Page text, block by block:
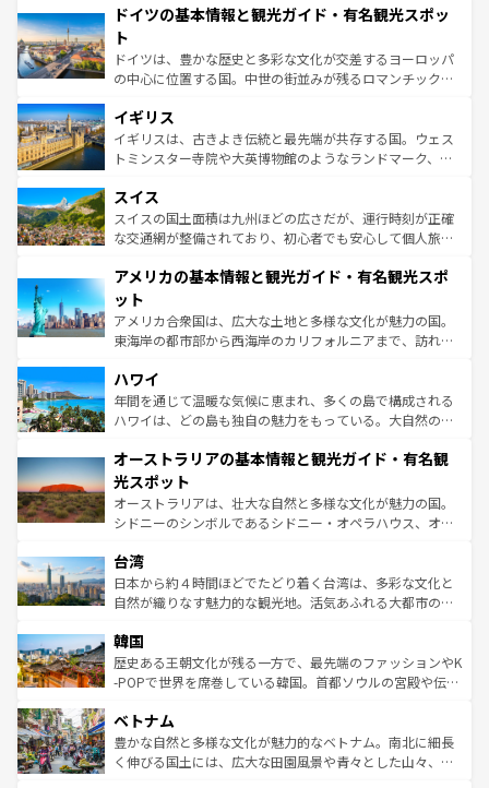
せる。地方によって風土や気候が異なるスペインはその個
ンテンツ一覧 を参照してほしい。
で、幅広い魅力が詰まっている。華麗な宮殿、歴史的な大
聖堂、美しいビーチ、そして豊かな自然が、訪れる者を心
から魅了する。また、フランスは美食の国としても知ら
れ、フランス料理はユネスコ無形文化遺産にも登録されて
香り高いラベンダー畑など、多彩な楽しみ方が可能だ。さ
らに、パリ以外の地域にも魅力が溢れており、どの街角に
も豊かな歴史と文化が息づいている。パリ以外の個性あふ
を参照してほしい。
ドイツの基本情報と観光ガイド・有名観光スポッ
ト
ドイツは、豊かな歴史と多彩な文化が交差するヨーロッパ
の中心に位置する国。中世の街並みが残るロマンチック街
顔を持つこの国は、どこを歩いても飽きることがない。ベ
ルリンの文化的活気、バイエルン州のアルプスの絶景、そ
してライン川沿いのワイン畑といった風景は必見。ビール
は、お酒好きな人にはぜひ体験してほしい。 なお、新着の
ドイツ情報はコンテンツ一覧を参照してほしい。
イギリス
イギリスは、古きよき伝統と最先端が共存する国。ウェス
トミンスター寺院や大英博物館のようなランドマーク、歴
リアごとに異なる魅力がある。また、優雅なアフタヌーン
ティー、ビール好きにはたまらない英国パブ、サッカー観
戦など、本場だからこそできる体験も豊富。イギリスを旅
ンツ一覧を参照してほしい。
スイス
スイスの国土面積は九州ほどの広さだが、運行時刻が正確
な交通網が整備されており、初心者でも安心して個人旅行
の建物がそのまま残る町や、スイスならではのユニークな
博物館もあり、アルプス観光だけでなく町歩きも満喫する
ことができる。国民の所得が高いため物価も高いが、旅行
者向けの交通パス提供のサービスもあり、うまく活用すれ
着のスイス情報は
アメリカの基本情報と観光ガイド・有名観光スポ
ット
アメリカ合衆国は、広大な土地と多様な文化が魅力の国。
東海岸の都市部から西海岸のカリフォルニアまで、訪れる
のような巨大都市は、観光、ショッピング、エンターテイ
ンメントが詰まった刺激的なスポットだ。一方、アメリカ
西部には大自然が広がり、グランドキャニオンやイエロー
部のニューオーリンズでは、音楽と美食が融合した独特の
文化が魅力。旅行者はアメリカの各地域で異なる魅力を楽
しみながら、その多様性と豊かな歴史を感じることができ
るだろう。車でのロードトリップや列車の旅も、アメリカ
情報は
ハワイ
年間を通じて温暖な気候に恵まれ、多くの島で構成される
ハワイは、どの島も独自の魅力をもっている。大自然の神
ワイ島は見逃せない。また、定番の観光地といえばオアフ
島だが、静かな自然を求めるならマウイ島やカウアイ島が
おすすめ。エメラルドグリーンに輝く海をはじめ、豊かな
文化や歴史が息づいている。「アロハスピリット」と呼ば
人々、おいしいローカルフードやハワイアンミュージッ
ク、伝統的なフラダンスなど、すべてがハワイの魅力を彩
っている。訪れるたびに新しい発見と感動が待っているハ
はコンテンツ一覧
オーストラリアの基本情報と観光ガイド・有名観
光スポット
オーストラリアは、壮大な自然と多様な文化が魅力の国。
シドニーのシンボルであるシドニー・オペラハウス、オー
リアリーフや大陸中央部にそびえるウルル（エアーズロッ
ク）、タスマニアの美しい原生林やケアンズの熱帯雨林な
ど、見どころがたくさん。また、カフェやワイン、オージ
いる。アクティビティも充実しており、サーフィンやダイ
ビング、ハイキングなど、アウトドア好きにはたまらな
い。オーストラリアの多彩な魅力を存分に味わいつくそ
参照してほしい。
台湾
日本から約４時間ほどでたどり着く台湾は、多彩な文化と
自然が織りなす魅力的な観光地。活気あふれる大都市の台
ン）、静ひつな山岳地帯である台湾東部など、都市の喧騒
と山間の静けさが共存しており、訪れる人に新しい発見と
驚きをもたらしてくれる。また、奥深い台湾の食文化も魅
容にもいいと評判のスイーツなど、バラエティ豊かな料理
が味わえる。 なお、新着の台湾情報は コンテンツ一覧を参
照してほしい。
韓国
歴史ある王朝文化が残る一方で、最先端のファッションやK
-POPで世界を席巻している韓国。首都ソウルの宮殿や伝統
き、地方に足を延ばせば四季折々の自然美を楽しむことが
できる。そして、キムチや焼肉、絶品のストリートフード
まで、さまざまな韓国料理が待っている。夜には、韓国な
ベトナム
豊かな自然と多様な文化が魅力的なベトナム。南北に細長
く伸びる国土には、広大な田園風景や青々とした山々、世